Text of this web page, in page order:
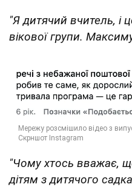
"Я дитячий вчитель, і
вікової групи.
"Чому хтось вважає,
дітям з дитячого